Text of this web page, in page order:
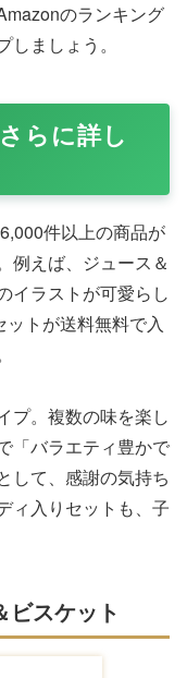
のランキング
ましょう。
らに詳し
件以上の商品が
例えば、ジュース＆
イラストが可愛らし
トが送料無料で入
プ。複数の味を楽し
「バラエティ豊かで
して、感謝の気持ち
ィ入りセットも、子
ビスケット